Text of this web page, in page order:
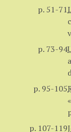
p. 51-71
p. 73-94
p. 95-105
p. 107-119